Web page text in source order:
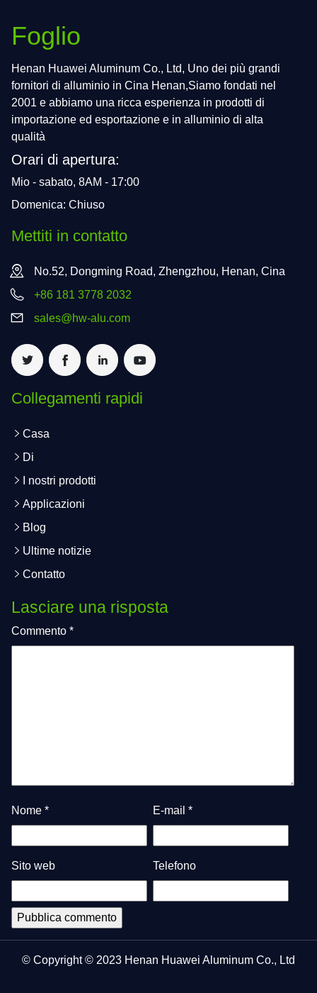
Foglio
Henan Huawei Aluminum Co., Ltd, Uno dei più grandi
fornitori di alluminio in Cina Henan,Siamo fondati nel
2001 e abbiamo una ricca esperienza in prodotti di
importazione ed esportazione e in alluminio di alta
qualità
Orari di apertura:
Mio - sabato, 8AM - 17:00
Domenica: Chiuso
Mettiti in contatto
No.52, Dongming Road, Zhengzhou, Henan, Cina
+86 181 3778 2032
sales@hw-alu.com
Collegamenti rapidi
Casa
Di
I nostri prodotti
Applicazioni
Blog
Ultime notizie
Contatto
Lasciare una risposta
Commento *
Nome * E-mail *
Sito web Telefono
© Copyright © 2023 Henan Huawei Aluminum Co., Ltd